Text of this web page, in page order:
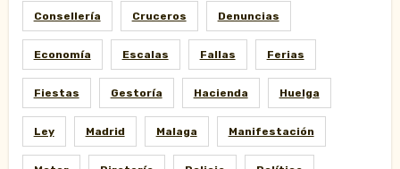
Consellería Cruceros Denuncias
Economía Escalas Fallas Ferias
Fiestas Gestoría Hacienda Huelga
Ley Madrid Malaga Manifestación